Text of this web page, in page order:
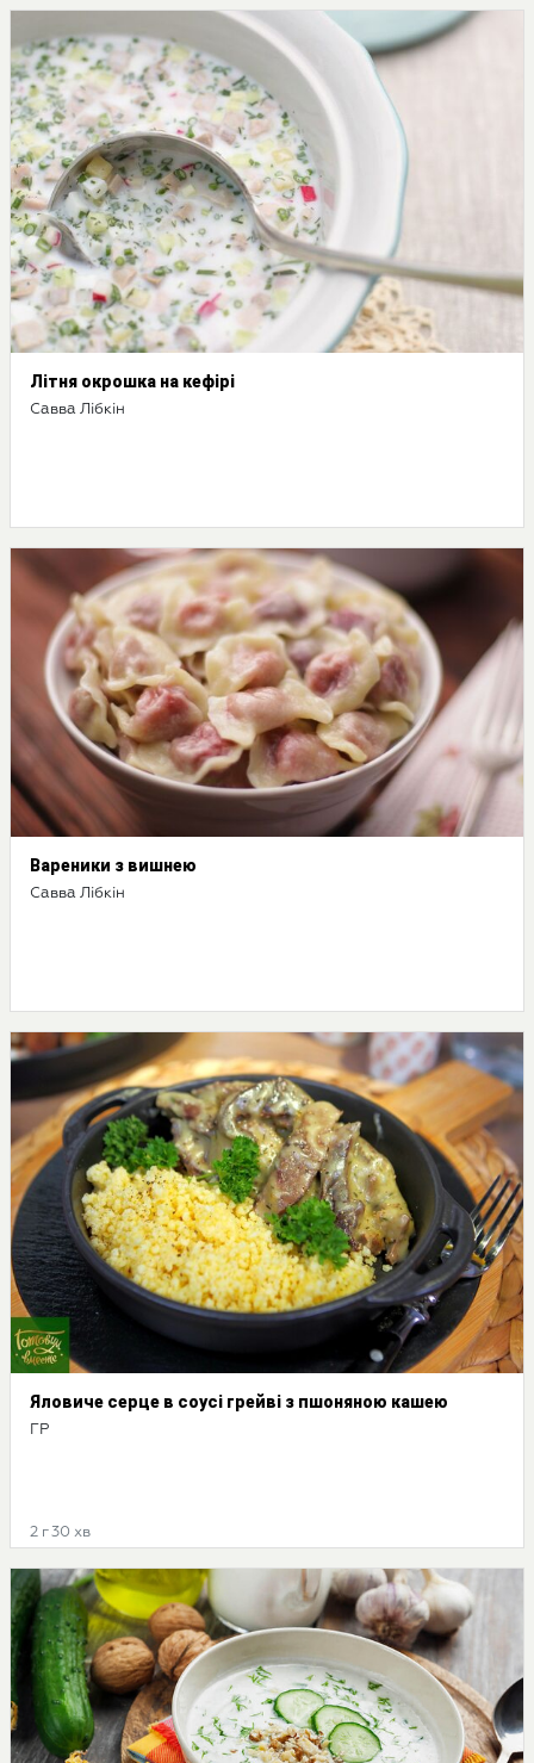
Літня окрошка на кефірі
Савва Лібкін
Вареники з вишнею
Савва Лібкін
Яловиче серце в соусі грейві з пшоняною кашею
ГР
2 г 30 хв